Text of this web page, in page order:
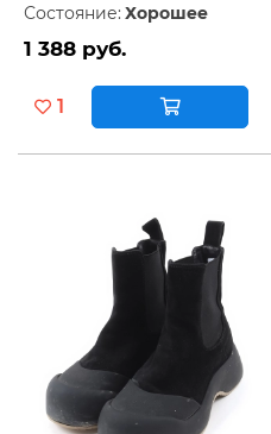
Состояние: Хорошее
1 388 руб.
1